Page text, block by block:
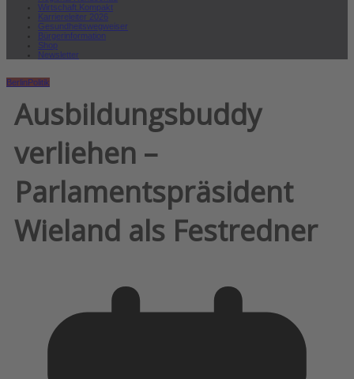
Wirtschaft.Kompakt
Karriereleiter 2026
Gesundheitswegweiser
Bürgerinformation
Shop
Newsletter
BerlinPolitik
Ausbildungsbuddy
verliehen –
Parlamentspräsident
Wieland als Festredner